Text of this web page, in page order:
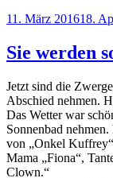
Veröffentlicht
11. März 201618.
Sie werden
Jetzt sind die
Abschied nehmen.
Das Wetter war
Sonnenbad
von „Onkel
Mama „Fiona“,
Clown.“